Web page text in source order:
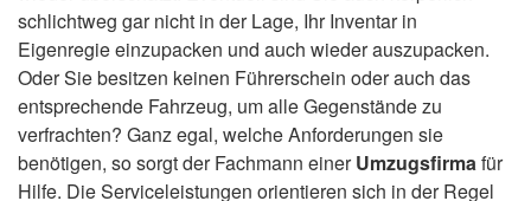
schlichtweg gar nicht in der Lage, Ihr Inventar in
Eigenregie einzupacken und auch wieder auszupacken.
Oder Sie besitzen keinen Führerschein oder auch das
entsprechende Fahrzeug, um alle Gegenstände zu
verfrachten? Ganz egal, welche Anforderungen sie
benötigen, so sorgt der Fachmann einerUmzugsfirmafür
Hilfe. Die Serviceleistungen orientieren sich in der Regel